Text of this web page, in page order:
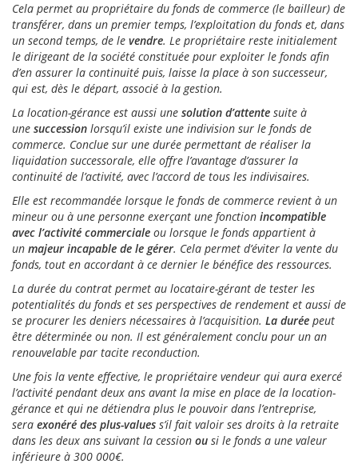
Cela permet au propriétaire du fonds de commerce (le bailleur) de
transférer, dans un premier temps, l’exploitation du fonds et, dans
un second temps, de le vendre. Le propriétaire reste initialement
le dirigeant de la société constituée pour exploiter le fonds afin
d’en assurer la continuité puis, laisse la place à son successeur,
qui est, dès le départ, associé à la gestion.
La location-gérance est aussi une solution d’attente suite à
une succession lorsqu’il existe une indivision sur le fonds de
commerce. Conclue sur une durée permettant de réaliser la
liquidation successorale, elle offre l’avantage d’assurer la
continuité de l’activité, avec l’accord de tous les indivisaires.
Elle est recommandée lorsque le fonds de commerce revient à un
mineur ou à une personne exerçant une fonction incompatible
avec l’activité commerciale ou lorsque le fonds appartient à
un majeur incapable de le gérer. Cela permet d’éviter la vente du
fonds, tout en accordant à ce dernier le bénéfice des ressources.
La durée du contrat permet au locataire-gérant de tester les
potentialités du fonds et ses perspectives de rendement et aussi de
se procurer les deniers nécessaires à l’acquisition. La durée peut
être déterminée ou non. Il est généralement conclu pour un an
renouvelable par tacite reconduction.
Une fois la vente effective, le propriétaire vendeur qui aura exercé
l’activité pendant deux ans avant la mise en place de la location-
gérance et qui ne détiendra plus le pouvoir dans l’entreprise,
sera exonéré des plus-values s’il fait valoir ses droits à la retraite
dans les deux ans suivant la cession ou si le fonds a une valeur
inférieure à 300 000€.